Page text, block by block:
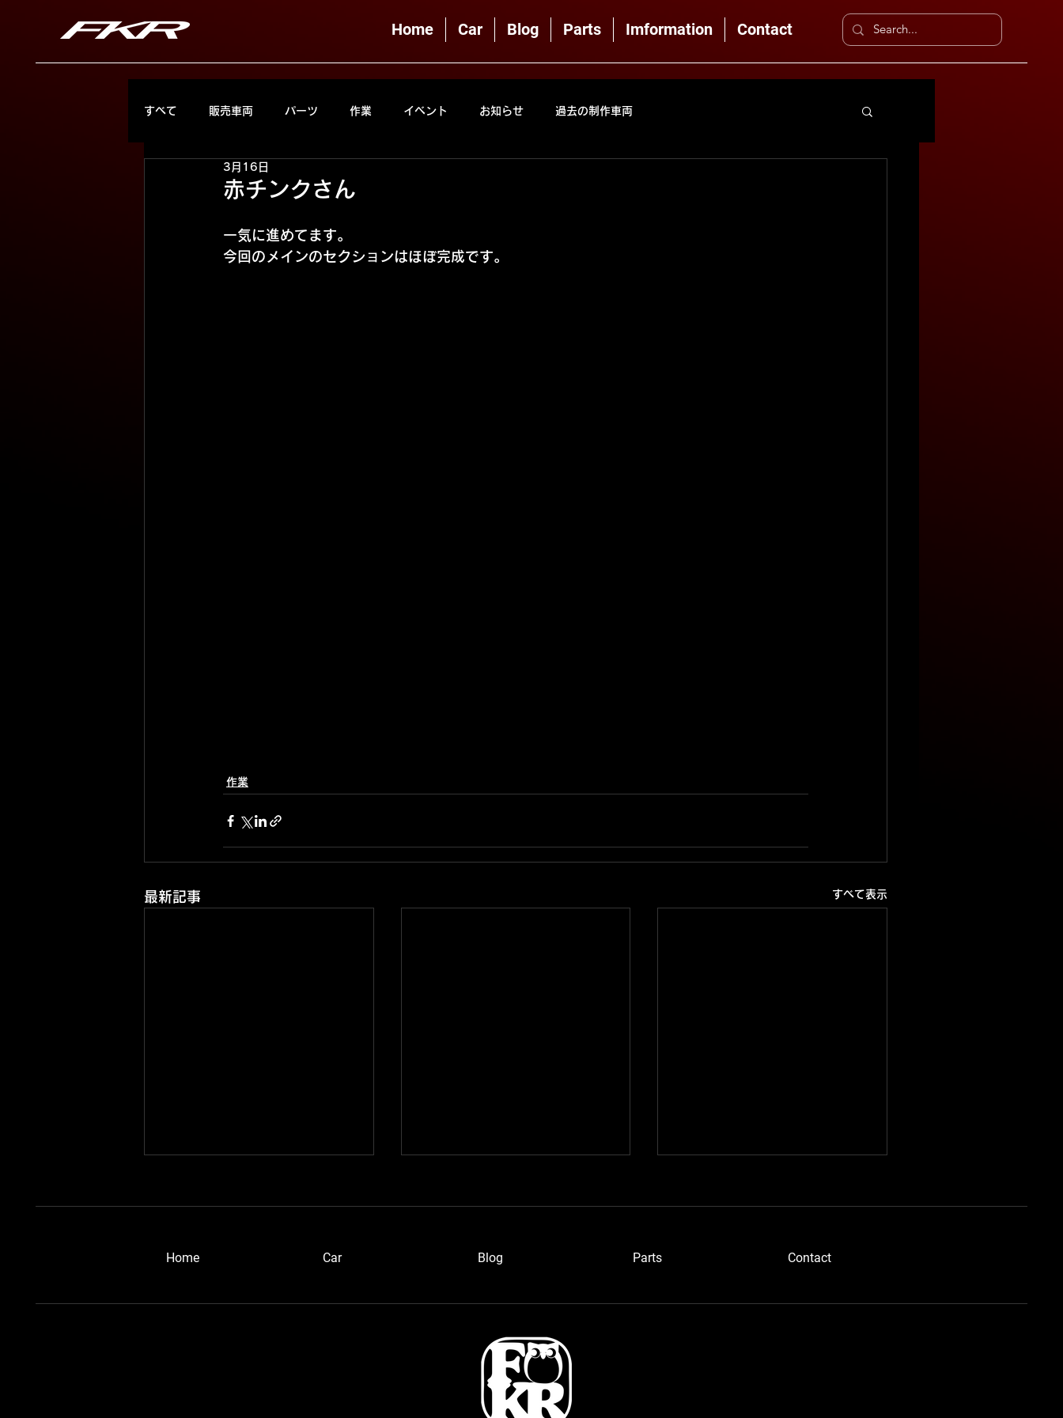
Home Car Blog Parts Imformation Contact
すべて 販売車両 パーツ 作業 イベント お知らせ 過去の制作車両
赤チンクさん
3月16日
一気に進めてます。
今回のメインのセクションはほぼ完成です。
作業
最新記事 すべて表示
​Home Car Blog Parts ​Contact